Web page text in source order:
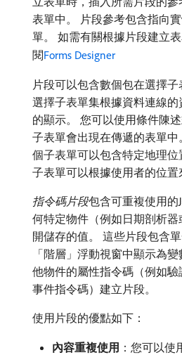
表單中。 片段參考包含指向
單。 如需有關根據片段建立
閱Forms Designer
片段可以包含數個包在選擇子
選擇子表單集根據資料連線
的顯示。 您可以使用條件陳
子表單會出現在傳遞的表單
個子表單可以包含特定地理
子表單可以根據使用者的位置
指令碼片段包含可重複使用的
何特定物件（例如日期剖析器
開儲存的值。 這些片段包含
「階層」浮動視窗中顯示為
他物件的屬性指令碼（例如
事件指令碼）建立片段。
使用片段的優點如下：
內容重複使用 ：您可以